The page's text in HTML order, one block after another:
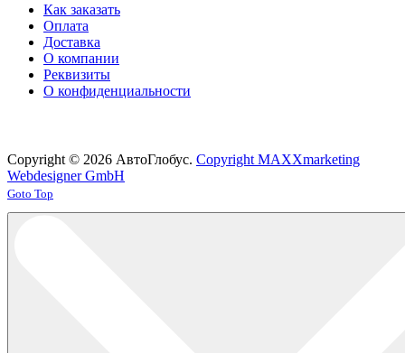
Как заказать
Оплата
Доставка
О компании
Реквизиты
О конфиденциальности
Copyright © 2026 АвтоГлобус. Copyright MAXXmarketing
Webdesigner GmbH
Joomla! 3 Templates
Goto Top